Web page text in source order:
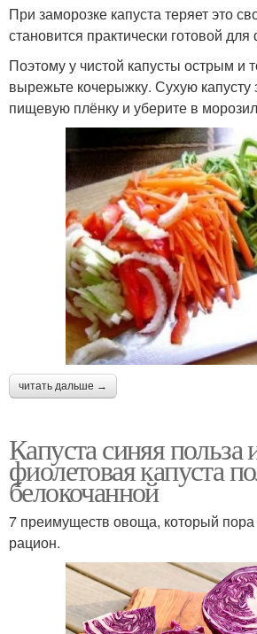
При заморозке капуста теряет это
становится практически готовой
Поэтому у чистой капусты острым и
вырежьте кочерыжку. Сухую капусту
пищевую плёнку и уберите в
читать дальше →
Капуста синяя польза
фиолетовая капуста
белокочанной
7 преимуществ овоща, который
рацион.